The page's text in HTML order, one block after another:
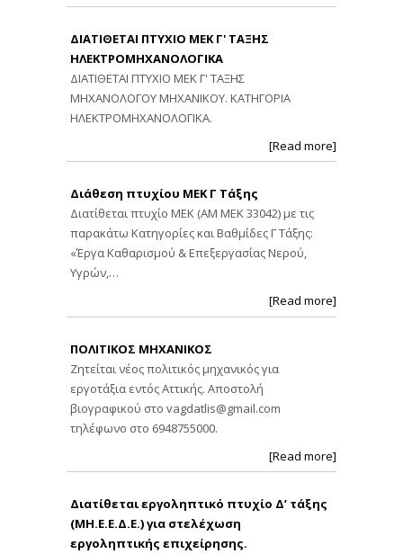
ΔΙΑΤΙΘΕΤΑΙ ΠΤΥΧΙΟ ΜΕΚ Γ' ΤΑΞΗΣ
ΗΛΕΚΤΡΟΜΗΧΑΝΟΛΟΓΙΚΑ
ΔΙΑΤΙΘΕΤΑΙ ΠΤΥΧΙΟ ΜΕΚ Γ' ΤΑΞΗΣ
ΜΗΧΑΝΟΛΟΓΟΥ ΜΗΧΑΝΙΚΟΥ. ΚΑΤΗΓΟΡΙΑ
ΗΛΕΚΤΡΟΜΗΧΑΝΟΛΟΓΙΚΑ.
[Read more]
Διάθεση πτυχίου ΜΕΚ Γ Τάξης
Διατίθεται πτυχίο ΜΕΚ (ΑΜ ΜΕΚ 33042) με τις
παρακάτω Κατηγορίες και Βαθμίδες Γ Τάξης:
«Έργα Καθαρισμού & Επεξεργασίας Νερού,
Υγρών,…
[Read more]
ΠΟΛΙΤΙΚΟΣ ΜΗΧΑΝΙΚΟΣ
Ζητείται νέος πολιτικός μηχανικός για
εργοτάξια εντός Αττικής. Αποστολή
βιογραφικού στο vagdatlis@gmail.com
τηλέφωνο στο 6948755000.
[Read more]
Διατίθεται εργοληπτικό πτυχίο Δ’ τάξης
(ΜΗ.Ε.Ε.Δ.Ε.) για στελέχωση
εργοληπτικής επιχείρησης.